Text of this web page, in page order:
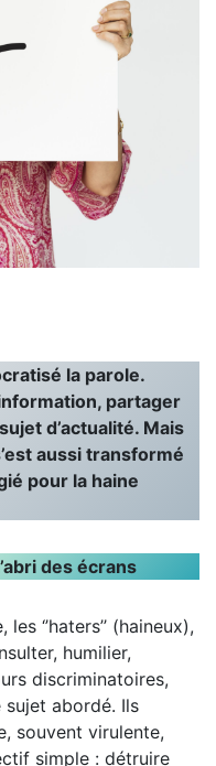
la parole.
partager
d’actualité. Mais
aussi transformé
pour la haine
des écrans
‘’haters’’ (haineux),
humilier,
discriminatoires,
abordé. Ils
souvent virulente,
simple : détruire